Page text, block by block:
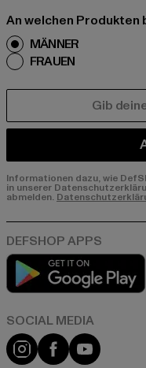
An welchen
MÄNNER
FRAUEN
Informationen dazu, wie
in unserer
abmelden.
Instagram
FacebookYouTube